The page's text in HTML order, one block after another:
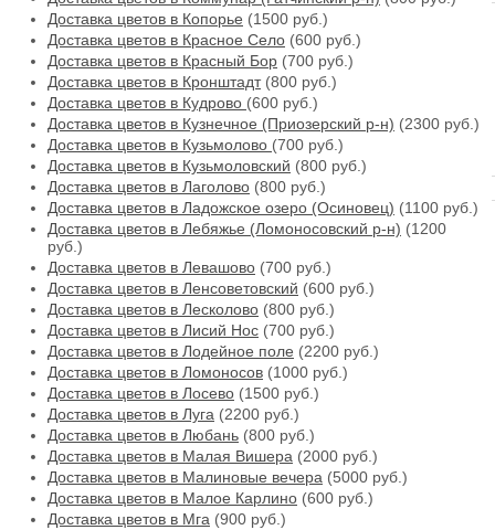
Доставка цветов в Копорье (1500 руб.)
Доставка цветов в Красное Село (600 руб.)
Доставка цветов в Красный Бор (700 руб.)
Доставка цветов в Кронштадт(800 руб.)
Доставка цветов в Кудрово (600 руб.)
Доставка цветов в Кузнечное (Приозерский р-н) (2300 руб.)
Доставка цветов в Кузьмолово (700 руб.)
Доставка цветов в Кузьмоловский (800 руб.)
Доставка цветов в Лаголово (800 руб.)
Доставка цветов в Ладожское озеро (Осиновец) (1100 руб.)
Доставка цветов в Лебяжье (Ломоносовский р-н) (1200
руб.)
Доставка цветов в Левашово (700 руб.)
Доставка цветов в Ленсоветовский (600 руб.)
Доставка цветов в Лесколово (800 руб.)
Доставка цветов в Лисий Нос (700 руб.)
Доставка цветов в Лодейное поле (2200 руб.)
Доставка цветов в Ломоносов (1000 руб.)
Доставка цветов в Лосево (1500 руб.)
Доставка цветов в Луга (2200 руб.)
Доставка цветов в Любань (800 руб.)
Доставка цветов в Малая Вишера (2000 руб.)
Доставка цветов в Малиновые вечера (5000 руб.)
Доставка цветов в Малое Карлино (600 руб.)
Доставка цветов в Мга (900 руб.)